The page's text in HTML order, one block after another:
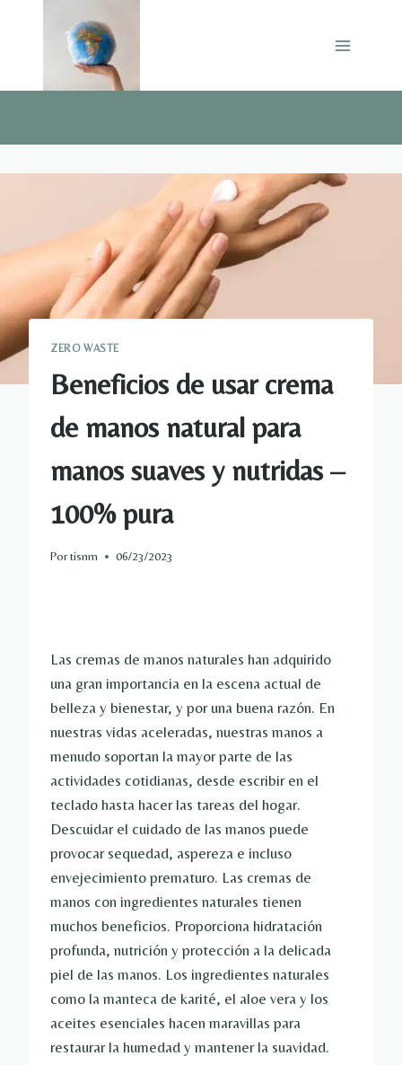
ZERO WASTE
Beneficios de usar crema
de manos natural para
manos suaves y nutridas –
100% pura
Portisnm 06/23/2023
Las cremas de manos naturales han adquirido
una gran importancia en la escena actual de
belleza y bienestar, y por una buena razón. En
nuestras vidas aceleradas, nuestras manos a
menudo soportan la mayor parte de las
actividades cotidianas, desde escribir en el
teclado hasta hacer las tareas del hogar.
Descuidar el cuidado de las manos puede
provocar sequedad, aspereza e incluso
envejecimiento prematuro. Las cremas de
manos con ingredientes naturales tienen
muchos beneficios. Proporciona hidratación
profunda, nutrición y protección a la delicada
piel de las manos. Los ingredientes naturales
como la manteca de karité, el aloe vera y los
aceites esenciales hacen maravillas para
restaurar la humedad y mantener la suavidad.